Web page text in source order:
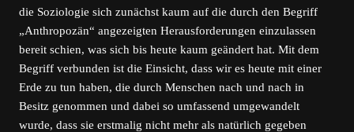
die Soziologie sich zunächst kaum auf die durch den Begriff
„Anthropozän“ angezeigten Herausforderungen einzulassen
bereit schien, was sich bis heute kaum geändert hat. Mit dem
Begriff verbunden ist die Einsicht, dass wir es heute mit einer
Erde zu tun haben, die durch Menschen nach und nach in
Besitz genommen und dabei so umfassend umgewandelt
wurde, dass sie erstmalig nicht mehr als natürlich gegeben